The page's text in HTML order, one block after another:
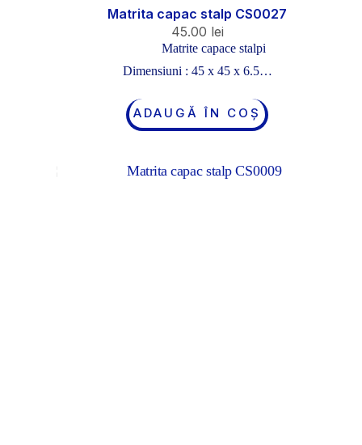
Matrita capac stalp CS0027
45.00 lei
Matrite capace stalpi
Dimensiuni : 45 x 45 x 6.5…
ADAUGĂ ÎN COȘ